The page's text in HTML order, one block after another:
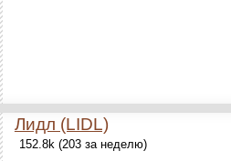
Лидл (LIDL)
152.8k (203 за неделю)